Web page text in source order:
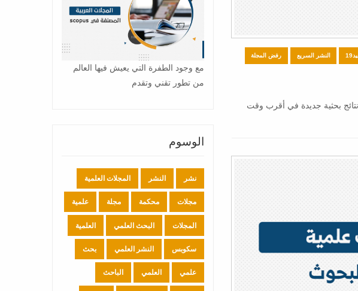
النشر السريع رفض المجلة
نتائج بحثية جديدة في أقرب وقت
مع وجود الطفرة التي يعيش فيها العالم
من تطور تقني وتقدم
الوسوم
نشر النشر المجلات العلمية
مجلات محكمة مجلة علمية
المجلات البحث العلمي العلمية
سكوبس النشر العلمي بحث
علمي العلمي الباحث